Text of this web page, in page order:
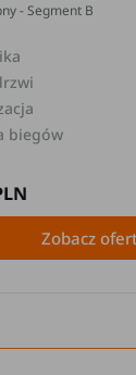
- Segment B
biegów
Zobacz